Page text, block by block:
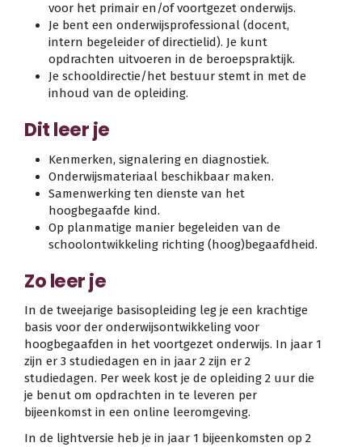
voor het primair en/of voortgezet onderwijs.
Je bent een onderwijsprofessional (docent,
intern begeleider of directielid). Je kunt
opdrachten uitvoeren in de beroepspraktijk.
Je schooldirectie/het bestuur stemt in met de
inhoud van de opleiding.
Dit leer je
Kenmerken, signalering en diagnostiek.
Onderwijsmateriaal beschikbaar maken.
Samenwerking ten dienste van het
hoogbegaafde kind.
Op planmatige manier begeleiden van de
schoolontwikkeling richting (hoog)begaafdheid.
Zo leer je
In de tweejarige basisopleiding leg je een krachtige
basis voor der onderwijsontwikkeling voor
hoogbegaafden in het voortgezet onderwijs. In jaar 1
zijn er 3 studiedagen en in jaar 2 zijn er 2
studiedagen. Per week kost je de opleiding 2 uur die
je benut om opdrachten in te leveren per
bijeenkomst in een online leeromgeving.
In de lightversie heb je in jaar 1 bijeenkomsten op 2